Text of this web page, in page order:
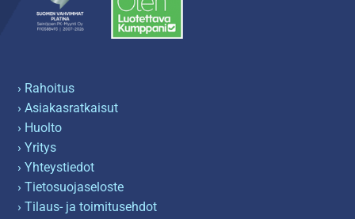
› Rahoitus
› Asiakasratkaisut
› Huolto
› Yritys
› Yhteystiedot
› Tietosuojaseloste
› Tilaus- ja toimitusehdot